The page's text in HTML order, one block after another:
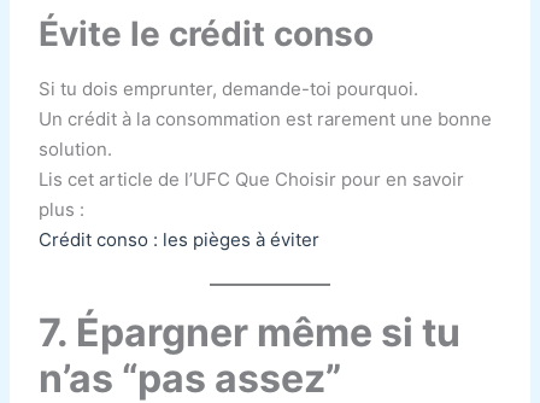
Évite le crédit conso
Si tu dois emprunter, demande-toi pourquoi.
Un crédit à la consommation est rarement une bonne
solution.
Lis cet article de l’UFC Que Choisir pour en savoir
plus :
Crédit conso : les pièges à éviter
7. Épargner même si tu
n’as “pas assez”